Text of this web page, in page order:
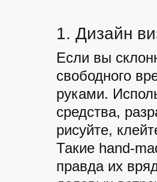
1. Дизайн
Если вы
свободного
руками.
средства,
рисуйте,
Такие hand-
правда их